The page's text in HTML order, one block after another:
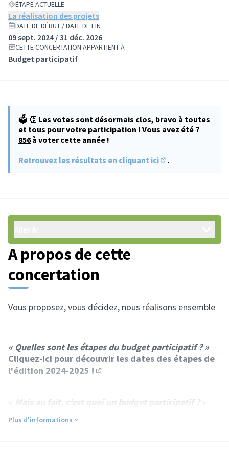
ÉTAPE ACTUELLE
La réalisation des projets
DATE DE DÉBUT / DATE DE FIN
09 sept. 2024 / 31 déc. 2026
CETTE CONCERTATION APPARTIENT À
Budget participatif
🗳️ 👏 Les votes sont désormais clos, bravo à toutes
et tous pour votre participation ! Vous avez été 7
856à voter cette année !
Retrouvez les résultats en cliquant ici
.
A propos de cette
concertation
Vous proposez, vous décidez, nous réalisons ensemble
« Quelles sont les étapes du budget participatif ? »
Cliquez-ici pour découvrir les dates des étapes de
l'édition 2024-2025 !
Mais au fait, c’est quoi un budget participatif ?»
Tours réserve pour réaliser des projets
Plus d'informations